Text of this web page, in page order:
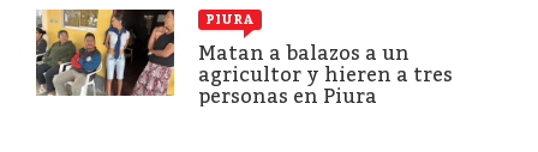
PIURA
Matan a balazos a un
agricultor y hieren a tres
personas en Piura